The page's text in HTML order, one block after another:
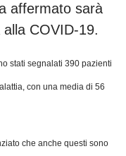
affermato sarà
alla COVID-19.
stati segnalati 390 pazienti
con una media di 56
che anche questi sono